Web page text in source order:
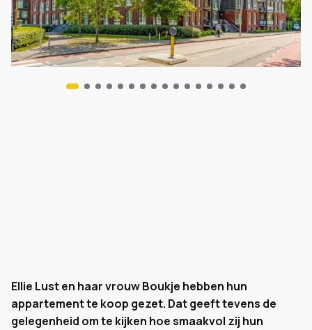
Ellie Lust en haar vrouw Boukje hebben hun
appartement te koop gezet. Dat geeft tevens de
gelegenheid om te kijken hoe smaakvol zij hun